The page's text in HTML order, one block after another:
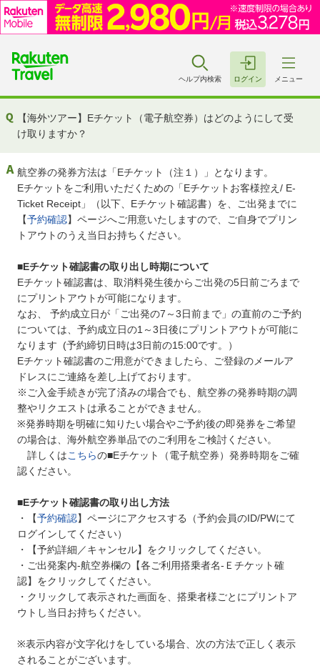
ヘルプ内検索 ログイン メニュー
【海外ツアー】Eチケット（電子航空券）はどのようにして受
け取りますか？
航空券の発券方法は「Eチケット（注１）」となります。
Eチケットをご利用いただくための「Eチケットお客様控え/ E-
Ticket Receipt」（以下、Eチケット確認書）を、ご出発までに
【予約確認】ページへご用意いたしますので、ご自身でプリン
トアウトのうえ当日お持ちください。
■Eチケット確認書の取り出し時期について
Eチケット確認書は、取消料発生後からご出発の5日前ごろまで
にプリントアウトが可能になります。
なお、 予約成立日が「ご出発の7～3日前まで」の直前のご予約
については、予約成立日の1～3日後にプリントアウトが可能に
なります (予約締切日時は3日前の15:00です。）
Eチケット確認書のご用意ができましたら、ご登録のメールア
ドレスにご連絡を差し上げております。
※ご入金手続きが完了済みの場合でも、航空券の発券時期の調
整やリクエストは承ることができません。
※発券時期を明確に知りたい場合やご予約後の即発券をご希望
の場合は、海外航空券単品でのご利用をご検討ください。
詳しくはこちらの■Eチケット（電子航空券）発券時期をご確
認ください。
■Eチケット確認書の取り出し方法
・【予約確認】ページにアクセスする（予約会員のID/PWにて
ログインしてください）
・【予約詳細／キャンセル】をクリックしてください。
・ご出発案内-航空券欄の【各ご利用搭乗者名-Ｅチケット確
認】をクリックしてください。
・クリックして表示された画面を、搭乗者様ごとにプリントア
ウトし当日お持ちください。
※表示内容が文字化けをしている場合、次の方法で正しく表示
されることがございます。